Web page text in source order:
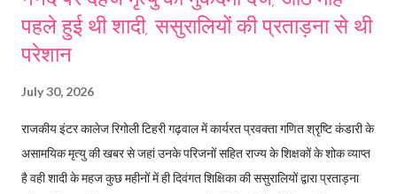
पहले हुई थी शादी, ससुरालियों की प्रताड़ना से थी
परेशान
July 30, 2026
राजकीय इंटर कालेज रिगोली टिहरी गढ़वाल में कार्यरत प्रवक्ता गणित श्रृष्टि कंडारी के
असामयिक मृत्यु की खबर से जहां उनके परिजनों सहित राज्य के शिक्षकों के शोक व्याप्त
है वही शादी के महज कुछ महीनों में ही दिवंगत शिक्षिका की ससुरालियों द्वारा प्रताड़ना